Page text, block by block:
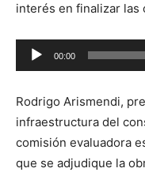
interés en finalizar las
Reproductor
de
00:00
Rodrigo Arismendi,
infraestructura del
comisión evaluadora
que se adjudique la